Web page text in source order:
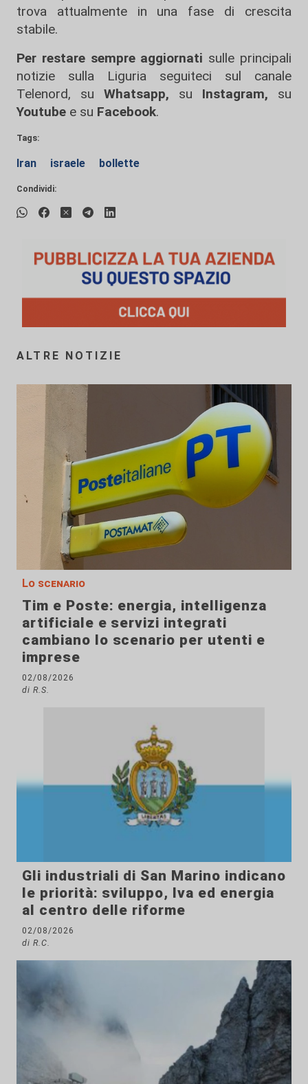
trova attualmente in una fase di crescita
stabile.
Per restare sempre aggiornati sulle principali
notizie sulla Liguria seguiteci sul canale
Telenord, su
Whatsapp, su Instagram, su
Youtube e su Facebook.
Tags:
Iran israele bollette
Condividi:
ALTRE NOTIZIE
Lo scenario
Tim e Poste: energia, intelligenza
artificiale e servizi integrati
cambiano lo scenario per utenti e
imprese
02/08/2026
di R.S.
Gli industriali di San Marino indicano
le priorità: sviluppo, Iva ed energia
al centro delle riforme
02/08/2026
di R.C.